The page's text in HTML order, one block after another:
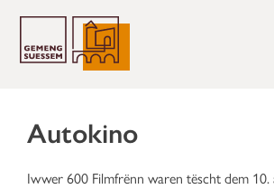
Autokino
Iwwer 600 Filmfrënn waren tëscht dem 10.